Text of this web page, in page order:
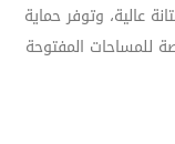
عالية، وتوفر حماية
للمساحات المفتوحة